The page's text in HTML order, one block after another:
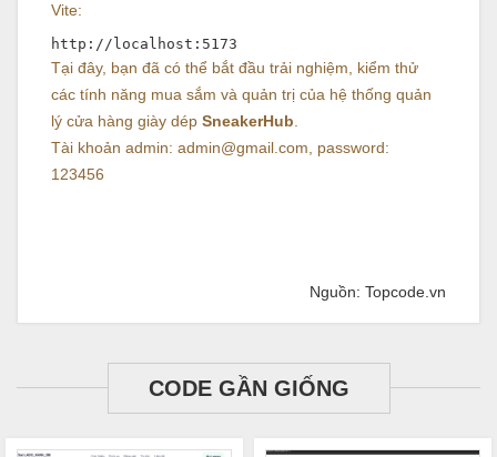
Vite:
Tại đây, bạn đã có thể bắt đầu trải nghiệm, kiểm thử
các tính năng mua sắm và quản trị của hệ thống quản
lý cửa hàng giày dép SneakerHub.
Tài khoản admin: admin@gmail.com, password:
123456
Nguồn: Topcode.vn
CODE GẦN GIỐNG